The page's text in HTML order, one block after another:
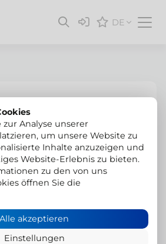
DE
Analyse unserer
um unsere Website zu
Inhalte anzuzeigen und
Website-Erlebnis zu bieten.
zu den von uns
öffnen Sie die
Alle akzeptieren
Einstellungen